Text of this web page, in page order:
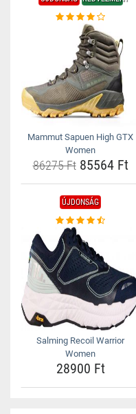
Mammut Sapuen High GTX
Women
86275 Ft85564 Ft
ÚJDONSÁG
Salming Recoil Warrior
Women
28900 Ft